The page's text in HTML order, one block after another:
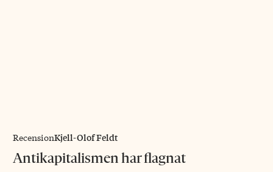
RecensionKjell-Olof Feldt
Antikapitalismen har flagnat